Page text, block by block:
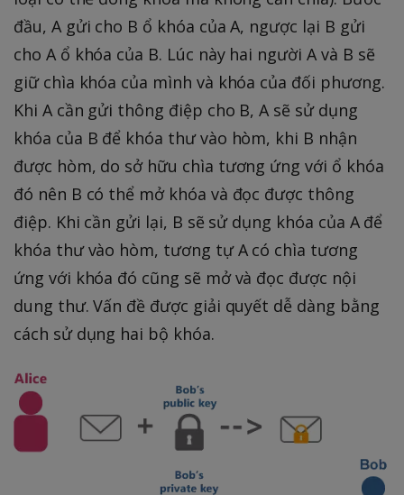
đầu, A gửi cho B ổ khóa của A, ngược lại B gửi
cho A ổ khóa của B. Lúc này hai người A và B sẽ
giữ chìa khóa của mình và khóa của đối phương.
Khi A cần gửi thông điệp cho B, A sẽ sử dụng
khóa của B để khóa thư vào hòm, khi B nhận
được hòm, do sở hữu chìa tương ứng với ổ khóa
đó nên B có thể mở khóa và đọc được thông
điệp. Khi cần gửi lại, B sẽ sử dụng khóa của A để
khóa thư vào hòm, tương tự A có chìa tương
ứng với khóa đó cũng sẽ mở và đọc được nội
dung thư. Vấn đề được giải quyết dễ dàng bằng
cách sử dụng hai bộ khóa.